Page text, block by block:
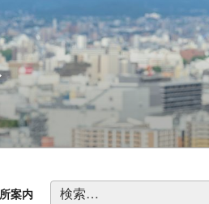
案内
検
索: